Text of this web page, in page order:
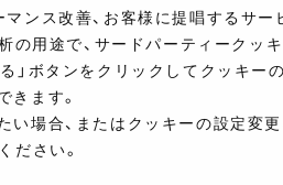
ンス改善、お客様に提唱するサー
析の用途で、サードパーティークッ
」ボタンをクリックしてクッキー
ます。
場合、またはクッキーの設定変
ださい。